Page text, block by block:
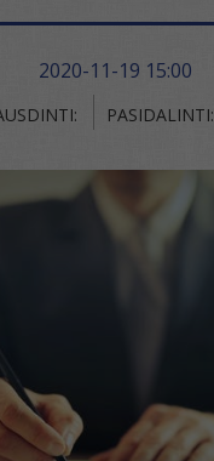
2020-11-19 15:00
PASIDALINTI: